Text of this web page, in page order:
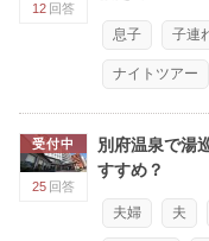
12 回答
息子 子連
ナイトツアー
受付中
25 回答
別府温泉で湯
すすめ？
夫婦 夫